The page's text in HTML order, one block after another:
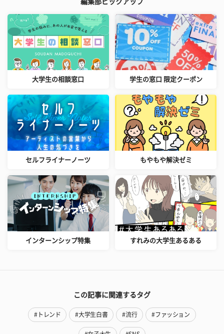
編集部ピックアップ
大学生の相談窓口 学生の窓口 限定クーポン
セルフライナーノーツ もやもや解決ゼミ
インターンシップ特集 すれみの大学生あるある
この記事に関連するタグ
#トレンド #大学生白書 #流行 #ファッション